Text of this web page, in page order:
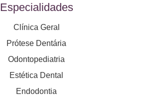
Especialidades
Clínica Geral
Prótese Dentária
Odontopediatria
Estética Dental
Endodontia